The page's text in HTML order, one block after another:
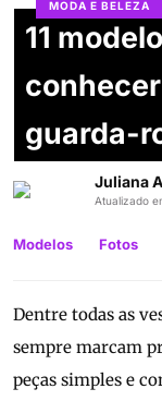
MODA E BELEZA
11
guarda-
Juliana
Atualizado
Modelos Fotos
Dentre todas as
sempre marcam
peças simples e